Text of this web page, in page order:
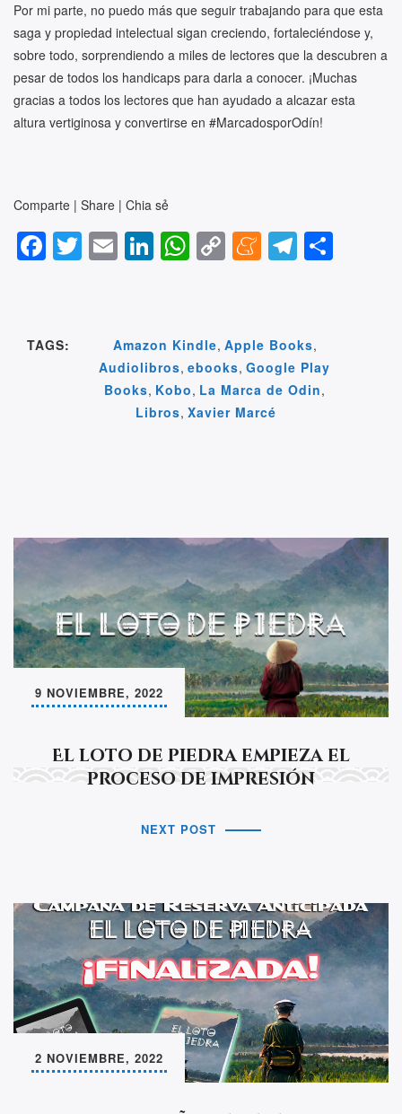
Por mi parte, no puedo más que seguir trabajando para que esta
saga y propiedad intelectual sigan creciendo, fortaleciéndose y,
sobre todo, sorprendiendo a miles de lectores que la descubren a
pesar de todos los handicaps para darla a conocer. ¡Muchas
gracias a todos los lectores que han ayudado a alcazar esta
altura vertiginosa y convertirse en #MarcadosporOdín!
Comparte | Share | Chia sẻ
F
e
b
T E Li
e
dI
n
W
s
A
p
p
C
y
Li
n
k
M
e
a
m
e
T
gr
a
m
TAGS: Amazon Kindle, Apple Books,
Audiolibros,ebooks,Google Play
Books, Kobo, La Marca de Odin,
Libros, Xavier Marcé
El loto de piedra empieza el
proceso de impresión
9 NOVIEMBRE, 2022
NEXT POST
2 NOVIEMBRE, 2022